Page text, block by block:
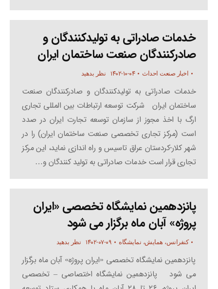
خدمات صادراتی به تولیدکنندگان و
صادرکنندگان صنعت ساختمان ایران
اخبار صنعت احداث ۱۴۰۲-۱۰-۰۴ نظر بدهید
خدمات صادراتی به تولیدکنندگان و صادرکنندگان صنعت
ساختمان ایران شرکت توسعه ارتباطات بین المللی تجاری
ارگ با اخذ مجوز از سازمان توسعه تجارت ایران در صدد
است (مرکز تجاری تخصصی صنعت ساختمان ایران) را در
شهر کلار-کردستان عراق تاسیس و راه اندازی نماید، این مرکز
تجاری قرار است خدمات صادراتی به تولید کنندگان و…
پانزدهمین نمایشگاه تخصصی «ایران
پروژه» آبان ماه برگزار می شود
کنفرانس، همایش، نمایشگاه ۱۴۰۲-۰۷-۰۹ نظر بدهید
پانزدهمین نمایشگاه تخصصی «ایران پروژه» آبان ماه برگزار
می ­شود پانزدهمین نمایشگاه اختصاصی – تخصصی